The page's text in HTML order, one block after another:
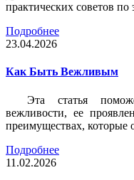
практических советов по
Подробнее
23.04.2026
Как Быть Вежливым
Эта статья
вежливости, ее
преимуществах, которые
Подробнее
11.02.2026